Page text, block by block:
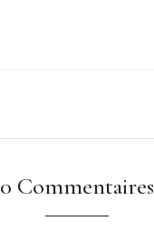
0 Commentaires